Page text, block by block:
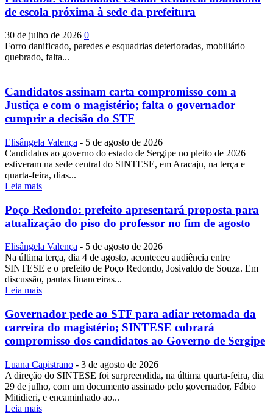
de escola próxima à sede da prefeitura
30 de julho de 2026 0
Forro danificado, paredes e esquadrias deterioradas, mobiliário
quebrado, falta...
Candidatos assinam carta compromisso com a
Justiça e com o magistério; falta o governador
cumprir a decisão do STF
Elisângela Valença - 5 de agosto de 2026
Candidatos ao governo do estado de Sergipe no pleito de 2026
estiveram na sede central do SINTESE, em Aracaju, na terça e
quarta-feira, dias...
Leia mais
Poço Redondo: prefeito apresentará proposta para
atualização do piso do professor no fim de agosto
Elisângela Valença - 5 de agosto de 2026
Na última terça, dia 4 de agosto, aconteceu audiência entre
SINTESE e o prefeito de Poço Redondo, Josivaldo de Souza. Em
discussão, pautas financeiras...
Leia mais
Governador pede ao STF para adiar retomada da
carreira do magistério; SINTESE cobrará
compromisso dos candidatos ao Governo de Sergipe
Luana Capistrano - 3 de agosto de 2026
A direção do SINTESE foi surpreendida, na última quarta-feira, dia
29 de julho, com um documento assinado pelo governador, Fábio
Mitidieri, e encaminhado ao...
Leia mais